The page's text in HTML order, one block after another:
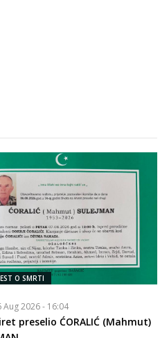
O SMRTI
Aug 2026 - 16:04
preselio ĆORALIĆ (Mahmut)